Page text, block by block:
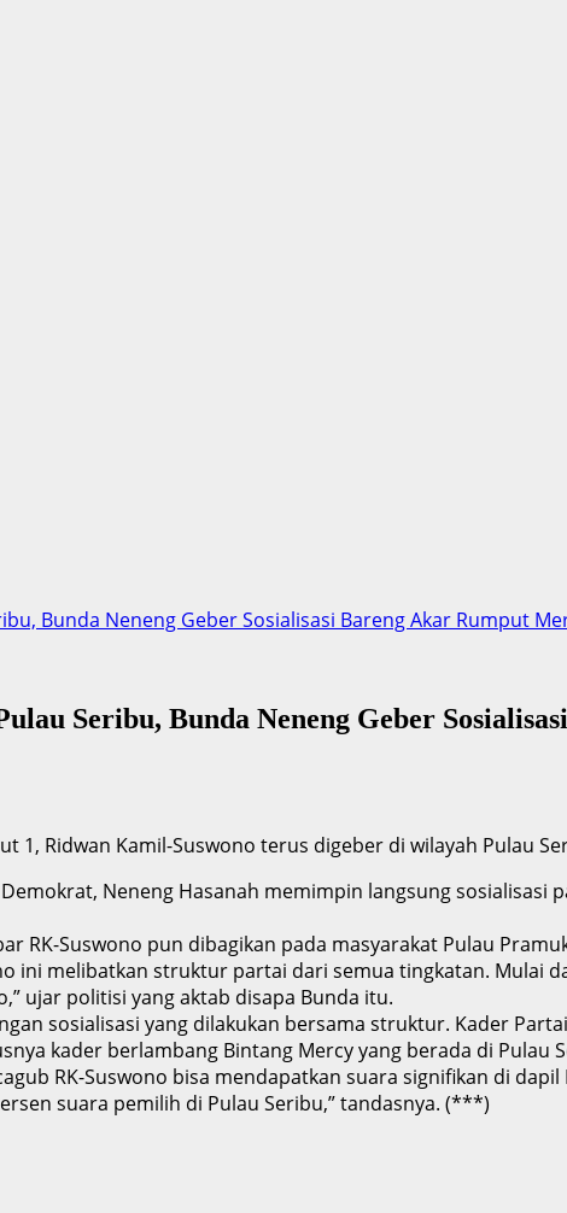
Bunda Neneng Geber Sosialisasi Bareng Akar Rumput
Seribu, Bunda Neneng Geber
1, Ridwan Kamil-Suswono terus digeber di wilayah Pulau
Neneng Hasanah memimpin langsung sosialisasi
RK-Suswono pun dibagikan pada masyarakat Pulau
ini melibatkan struktur partai dari semua tingkatan. Mulai
ujar politisi yang aktab disapa Bunda itu.
sosialisasi yang dilakukan bersama struktur. Kader
kader berlambang Bintang Mercy yang berada di Pulau
RK-Suswono bisa mendapatkan suara signifikan di
suara pemilih di Pulau Seribu,” tandasnya. (***)